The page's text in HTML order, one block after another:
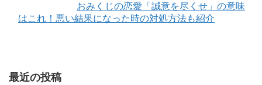
おみくじの恋愛「誠意を尽くせ」の意味
はこれ！悪い結果になった時の対処方法も紹介
最近の投稿